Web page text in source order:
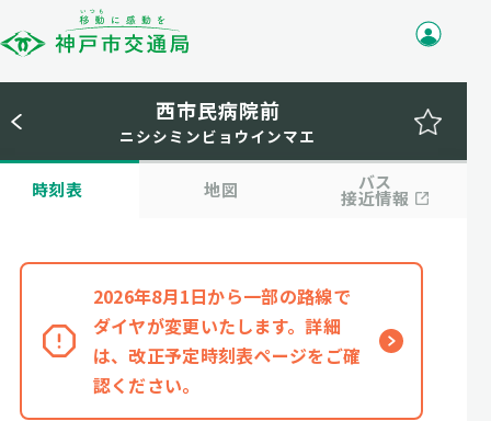
西市民病院前
ニシシミンビョウインマエ
時刻表 地図 バス
接近情報
2026年8月1日から一部の路線で
ダイヤが変更いたします。詳細
は、改正予定時刻表ページをご確
認ください。